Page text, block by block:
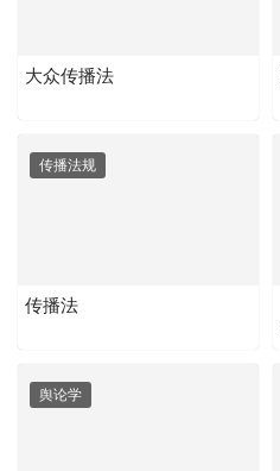
大众传播法
传播法规
传播法
舆论学